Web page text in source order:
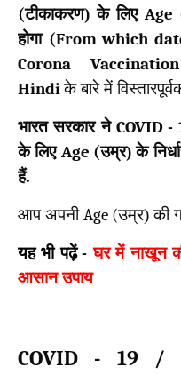
(टीकाकरण) के लिए Age
होगा (From which
Corona
Hindiके बारे में
भारत सरकार ने COVID
के लिएAge (उम्र) के
हैं.
आप अपनीAge (उम्र) की
यह भी पढ़ें- घर में नाखून
आसान उपाय
COVID - 19 /